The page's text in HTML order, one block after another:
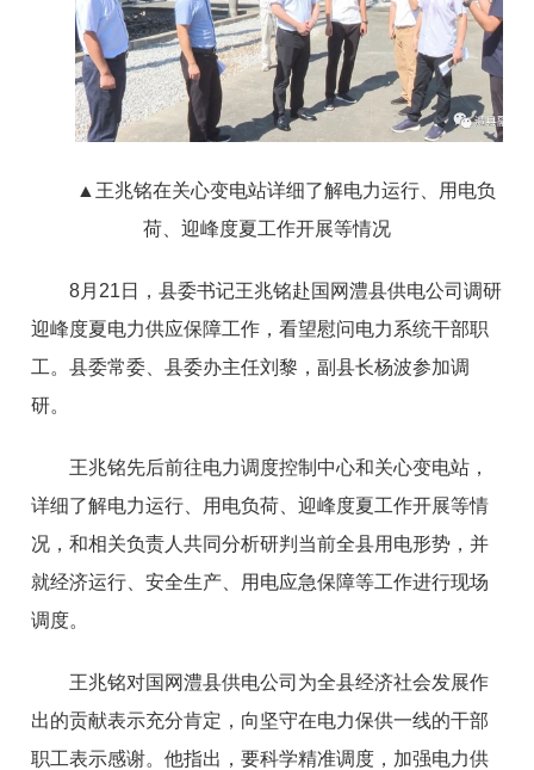
▲ 王兆铭在关心变电站详细了解电力运行、用电负
荷、迎峰度夏工作开展等情况
8月21日，县委书记王兆铭赴国网澧县供电公司调研
迎峰度夏电力供应保障工作，看望慰问电力系统干部职
工。县委常委、县委办主任刘黎，副县长杨波参加调
研。
王兆铭先后前往电力调度控制中心和关心变电站，
详细了解电力运行、用电负荷、迎峰度夏工作开展等情
况，和相关负责人共同分析研判当前全县用电形势，并
就经济运行、安全生产、用电应急保障等工作进行现场
调度。
王兆铭对国网澧县供电公司为全县经济社会发展作
出的贡献表示充分肯定，向坚守在电力保供一线的干部
职工表示感谢。他指出，要科学精准调度，加强电力供